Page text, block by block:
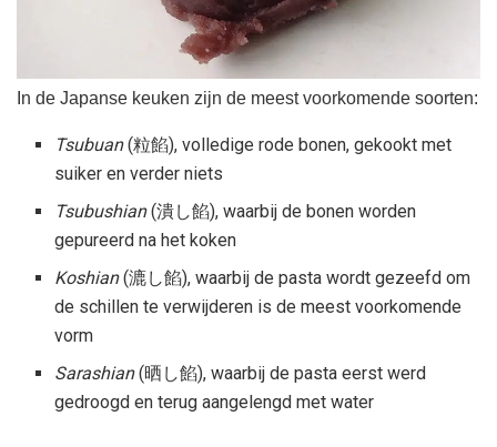
In de Japanse keuken zijn de meest voorkomende soorten:
Tsubuan(粒餡), volledige rode bonen, gekookt met
suiker en verder niets
Tsubushian(潰し餡), waarbij de bonen worden
gepureerd na het koken
Koshian(漉し餡), waarbij de pasta wordt gezeefd om
de schillen te verwijderen is de meest voorkomende
vorm
Sarashian(晒し餡), waarbij de pasta eerst werd
gedroogd en terug aangelengd met water